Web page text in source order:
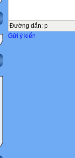
Đường dẫn: p
Gửi ý kiến